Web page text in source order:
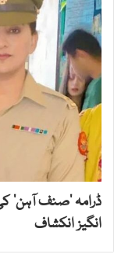
ڈرامہ ‘صنف آہن’
انگیز انکشاف